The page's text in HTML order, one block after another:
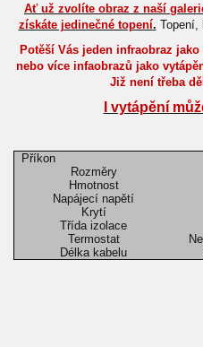
Ať už zvolíte obraz z naší
získáte jedinečné topení. Topení,
Potěší Vás jeden infraobraz
nebo více infaobrazů jako
Již není třeba
I vytápění
Příkon
Rozměry
Hmotnost
Napájecí napětí
Krytí
Třída izolace
Termostat
Délka kabelu